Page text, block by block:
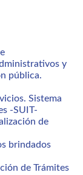
y
pública.
Sistema
-SUIT-
de
brindados
de Trámites